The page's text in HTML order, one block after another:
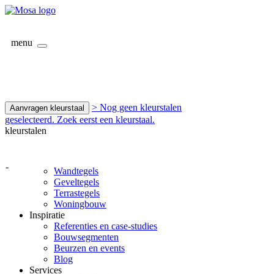
menu
Aanvragen kleurstaal
> Nog geen kleurstalen
geselecteerd. Zoek eerst een kleurstaal.
kleurstalen
-
Wandtegels
Geveltegels
Terrastegels
Woningbouw
Inspiratie
Referenties en case-studies
Bouwsegmenten
Beurzen en events
Blog
Services